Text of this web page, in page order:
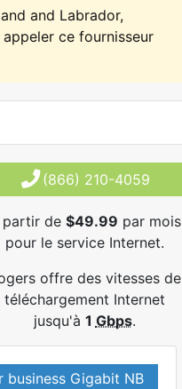
and Labrador,
ce fournisseur
(866) 210-4059
partir de $49.99 par mois
pour le service Internet.
offre des vitesses de
téléchargement Internet
jusqu'à 1 Gbps.
business Gigabit NB